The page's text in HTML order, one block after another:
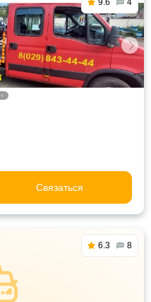
9.6 4
Связаться
6.3 8